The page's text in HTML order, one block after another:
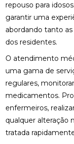
repouso para
garantir uma
abordando tanto
dos residentes.
O atendimento
uma gama de
regulares,
medicamentos.
enfermeiros,
qualquer alteração
tratada